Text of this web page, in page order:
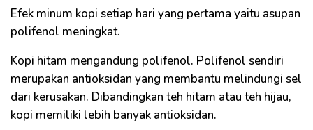
Efek minum kopi setiap hari yang pertama yaitu asupan
polifenol meningkat.
Kopi hitam mengandung polifenol. Polifenol sendiri
merupakan antioksidan yang membantu melindungi sel
dari kerusakan. Dibandingkan teh hitam atau teh hijau,
kopi memiliki lebih banyak antioksidan.